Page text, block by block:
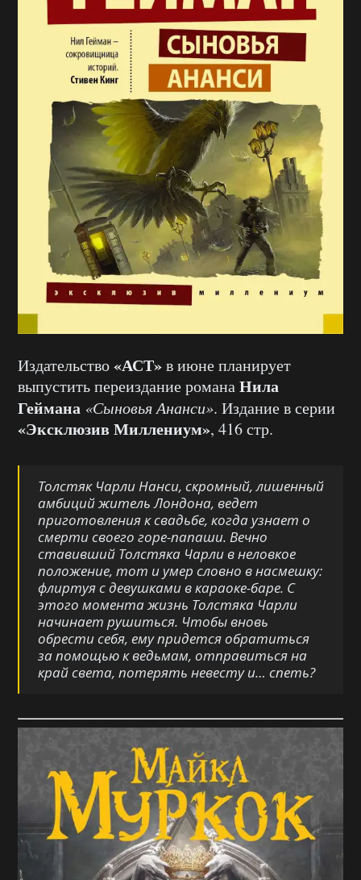
Издательство«АСТ»в июне планирует
выпустить переиздание романаНила
Геймана «Сыновья Ананси». Издание в серии
«Эксклюзив Миллениум», 416 стр.
Толстяк Чарли Нанси, скромный, лишенный
амбиций житель Лондона, ведет
приготовления к свадьбе, когда узнает о
смерти своего горе-папаши. Вечно
ставивший Толстяка Чарли в неловкое
положение, тот и умер словно в насмешку:
флиртуя с девушками в караоке-баре. С
этого момента жизнь Толстяка Чарли
начинает рушиться. Чтобы вновь
обрести себя, ему придется обратиться
за помощью к ведьмам, отправиться на
край света, потерять невесту и… спеть?